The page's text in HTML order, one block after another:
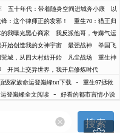
五十年代：带着随身空间进城奔小康
以
：这个律师正的发邪！
重生70：猎王归
我曝光黑心商家
我反派他哥，专薅气运
始创造我的女神宇宙 最强战神
举国飞
城，从四大村姑开始 凡尘战场
重生神
开局上交异世界，我开启修炼时代
级家族命运登巅峰txt下载 - 重生97拯救
登巅峰全文阅读 - 好看的都市言情小说
搜索